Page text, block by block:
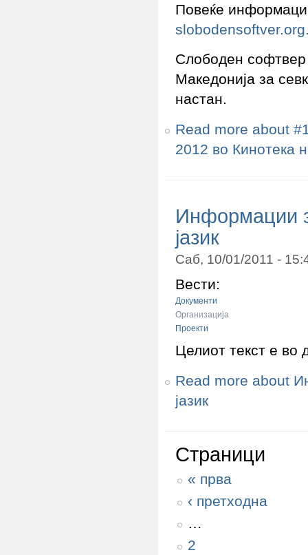
Повеќе
Слободен софтвер
Македонија за
настан.
Read more about
2012 во Кинотека
Информации
јазик
Саб, 10/01/2011 -
Вести:
Документи
Организација
Проекти
Целиот текст е во
Read more about
јазик
Страници
« прва
‹ претходна
2